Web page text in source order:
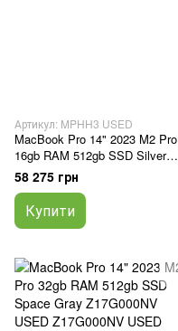
Артикул: MPHH3 USED
MacBook Pro 14" 2023 M2 Pro
16gb RAM 512gb SSD Silver
MPHH3 USED
58 275 грн
Купити